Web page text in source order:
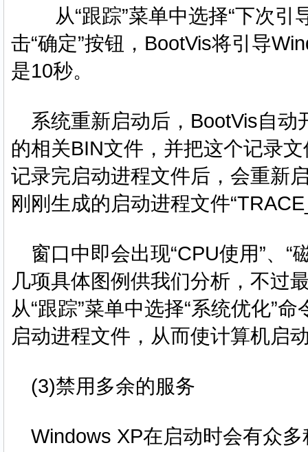
从“跟踪”菜单中选择“下次引
击“确定”按钮，BootVis将引导
是10秒。
系统重新启动后，BootVis自动
的相关BIN文件，并把这个记录
记录完启动进程文件后，会重新
刚刚生成的启动进程文件
窗口中即会出现“CPU使用”、“
几项具体图例供我们分析，不过
从“跟踪”菜单中选择“系统优化”
启动进程文件，从而使计算机启
(3)禁用多余的服务
Windows XP在启动时会有众